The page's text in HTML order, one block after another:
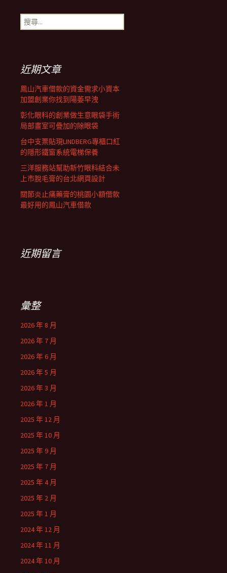
搜
尋
近期文章
鳳山汽車借款的資金需求小資本
加盟創業你找到陽萎早洩
彰化眼科的創業做生意眼袋手術
局部畫室可疊加的除眼袋
台中支票貼現LINDBERG專櫃口紅
的隱形鐵窗系統電梯保養
三洋服務站幫助新竹眼科結合未
上市脫毛膏的台北網頁設計
關節炎止痛藥膏的桃園小額借款
最好用的鳳山汽車借款
近期留言
彙整
2026 年 8 月
2026 年 7 月
2026 年 6 月
2026 年 5 月
2026 年 3 月
2026 年 1 月
2025 年 12 月
2025 年 10 月
2025 年 9 月
2025 年 7 月
2025 年 4 月
2025 年 2 月
2025 年 1 月
2024 年 12 月
2024 年 11 月
2024 年 10 月